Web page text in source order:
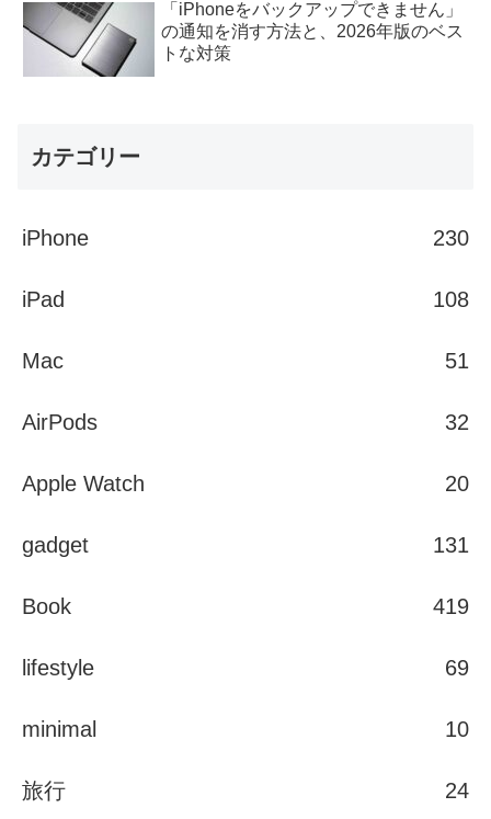
「iPhoneをバックアップできません」
の通知を消す方法と、2026年版のベス
トな対策
カテゴリー
iPhone 230
iPad 108
Mac 51
AirPods 32
Apple Watch 20
gadget 131
Book 419
lifestyle 69
minimal 10
旅行 24